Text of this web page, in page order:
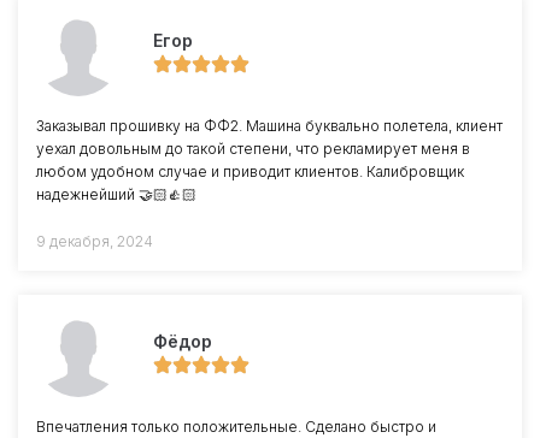
Егор
Заказывал прошивку на ФФ2. Машина буквально полетела, клиент
уехал довольным до такой степени, что рекламирует меня в
любом удобном случае и приводит клиентов. Калибровщик
надежнейший 🤝🏻👍🏻
9 декабря, 2024
Фёдор
Впечатления только положительные. Сделано быстро и